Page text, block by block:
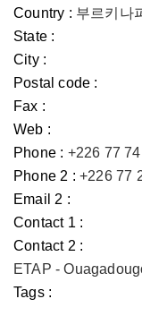
Country : 부르키나
State :
City :
Postal code :
Fax :
Web :
Phone : +226 77
Phone 2 : +226 77
Email 2 :
Contact 1 :
Contact 2 :
ETAP -
Tags :